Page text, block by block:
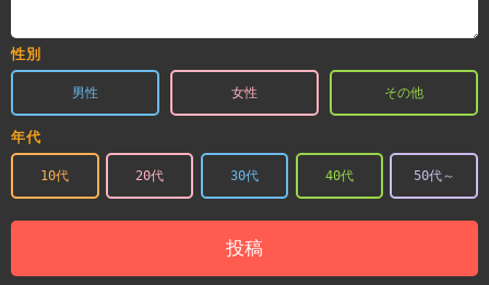
性別
男性 女性 その他
年代
10代 20代 30代 40代 50代～
投稿